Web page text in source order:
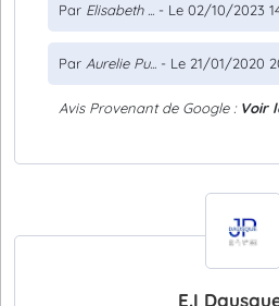
Par Elisabeth ... - Le 02/10/2023
Par Aurelie Pu... - Le 21/01/2020
Avis Provenant de Google : Voir
E.I